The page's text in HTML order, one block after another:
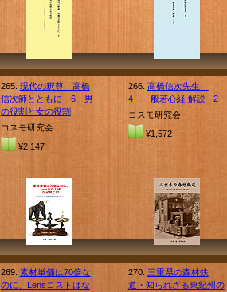
265. 現代の釈尊 高橋
信次師とともに 6 男
の役割と女の役割
コスモ研究会
¥2,147
266. 高橋信次先生
4 般若心経 解説 - 2
コスモ研究会
¥1,572
269. 素材単価は70倍な
のに、Lensコストはな
270. 三重県の森林鉄
道・知られざる東紀州の